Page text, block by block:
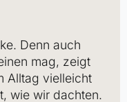
Denn auch
mag, zeigt
Alltag vielleicht
wie wir dachten.